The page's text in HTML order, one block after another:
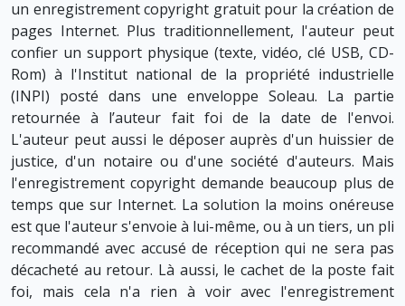
un enregistrement copyright gratuit pour la création de
pages Internet. Plus traditionnellement, l'auteur peut
confier un support physique (texte, vidéo, clé USB, CD-
Rom) à l'Institut national de la propriété industrielle
(INPI) posté dans une enveloppe Soleau. La partie
retournée à l’auteur fait foi de la date de l'envoi.
L'auteur peut aussi le déposer auprès d'un huissier de
justice, d'un notaire ou d'une société d'auteurs. Mais
l'enregistrement copyright demande beaucoup plus de
temps que sur Internet. La solution la moins onéreuse
est que l'auteur s'envoie à lui-même, ou à un tiers, un pli
recommandé avec accusé de réception qui ne sera pas
décacheté au retour. Là aussi, le cachet de la poste fait
foi, mais cela n'a rien à voir avec l'enregistrement